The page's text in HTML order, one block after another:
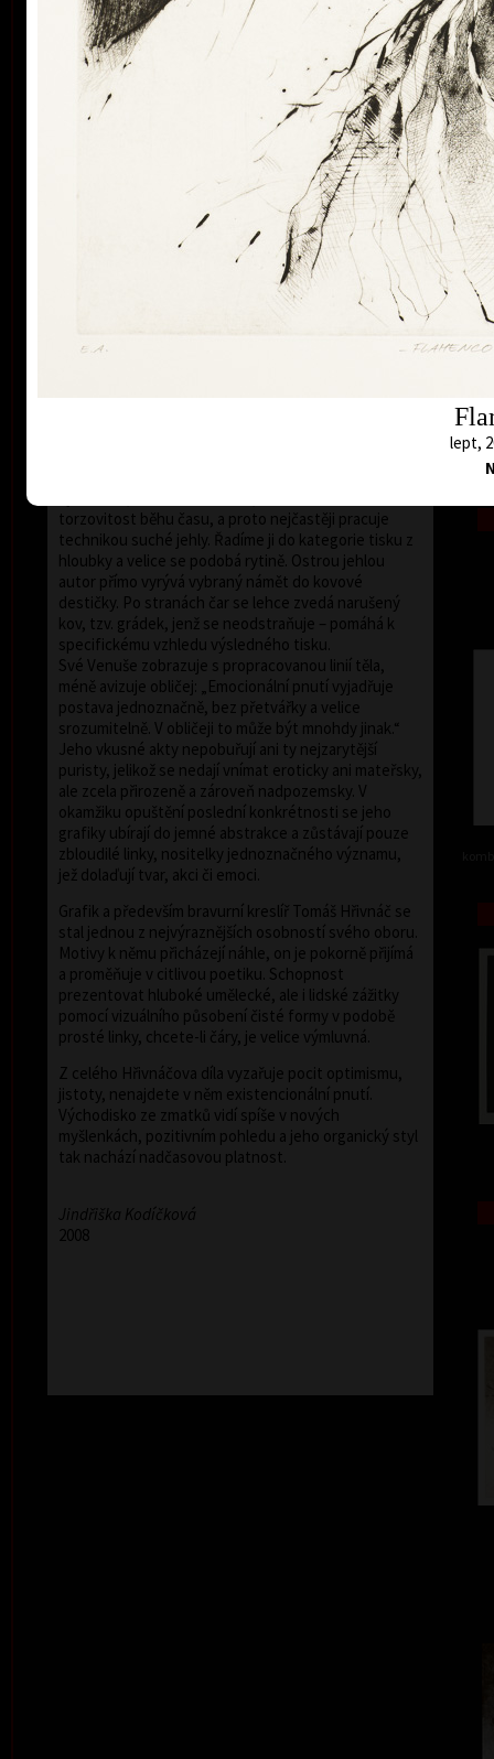
pomyslnou kontrastní odezvu v akvarelové malbě,
častěji však v grafice.
Tajemné, trošku magické tahy, spíše linky, vyryté do
měděných desek se v jednom okamžiku slijí a jakoby
náhodou, mimochodem nacházejí konečnou podobu,
podobu ženského těla. Tato navenek působící
nahodilost je podpořená léty pečlivé a tvrdé práce.
Zemitá barevnost a sametový vzhled výsledného
listu narušuje realistický základ zobrazovaného a
dává mu do vínku tajemství, záhadu, krásu, duši,
vyzývavost, poddajnost, prostě to, co dokáží jen
ženy letmým přivřením víčka. Hřivnáčovy nekonfliktní
grafiky jsou přesně tím, co od nich autor očekává.
Nikoli diskutované kontroverzní dílo dštící blesky, ale
svěží, příjemné emoce vzbuzující pohlazení. Bere
milenku či chápající přítelkyni. A právě tento
torzovitost běhu času, a proto nejčastěji pracuje
technikou suché jehly. Řadíme ji do kategorie tisku z
hloubky a velice se podobá rytině. Ostrou jehlou
autor přímo vyrývá vybraný námět do kovové
destičky. Po stranách čar se lehce zvedá narušený
kov, tzv. grádek, jenž se neodstraňuje – pomáhá k
specifickému vzhledu výsledného tisku.
Své Venuše zobrazuje s propracovanou linií těla,
méně avizuje obličej: „Emocionální pnutí vyjadřuje
postava jednoznačně, bez přetvářky a velice
srozumitelně. V obličeji to může být mnohdy jinak.“
Jeho vkusné akty nepobuřují ani ty nejzarytější
puristy, jelikož se nedají vnímat eroticky ani mateřsky,
ale zcela přirozeně a zároveň nadpozemsky. V
okamžiku opuštění poslední konkrétnosti se jeho
grafiky ubírají do jemné abstrakce a zůstávají pouze
zbloudilé linky, nositelky jednoznačného významu,
jež dolaďují tvar, akci či emoci.
Grafik a především bravurní kreslíř Tomáš Hřivnáč se
stal jednou z nejvýraznějších osobností svého oboru.
Motivy k němu přicházejí náhle, on je pokorně přijímá
a proměňuje v citlivou poetiku. Schopnost
prezentovat hluboké umělecké, ale i lidské zážitky
pomocí vizuálního působení čisté formy v podobě
prosté linky, chcete-li čáry, je velice výmluvná.
Z celého Hřivnáčova díla vyzařuje pocit optimismu,
jistoty, nenajdete v něm existencionální pnutí.
Východisko ze zmatků vidí spíše v nových
myšlenkách, pozitivním pohledu a jeho organický styl
tak nachází nadčasovou platnost.
Jindřiška Kodíčková
2008
lept,